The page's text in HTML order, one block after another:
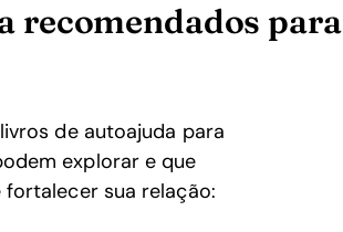
recomendados para
de autoajuda para
explorar e que
sua relação: